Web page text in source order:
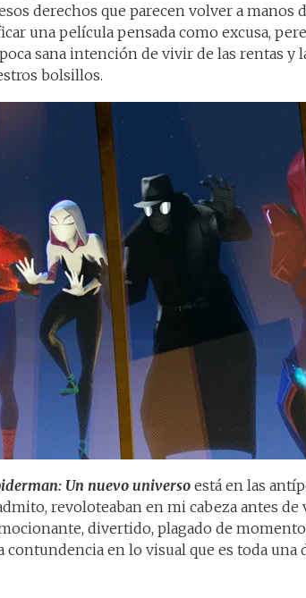
derechos que parecen volver a manos
una película pensada como excusa,
sana intención de vivir de las rentas y
bolsillos.
Un nuevo universo está en las
revoloteaban en mi cabeza antes de
divertido, plagado de
contundencia en lo visual que es toda una